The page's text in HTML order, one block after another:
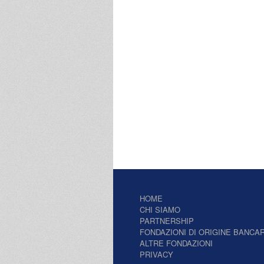
HOME
CHI SIAMO
PARTNERSHIP
FONDAZIONI DI ORIGINE
ALTRE FONDAZIONI
PRIVACY